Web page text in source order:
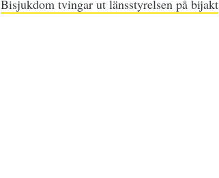
Bisjukdom tvingar ut länsstyrelsen på bijakt